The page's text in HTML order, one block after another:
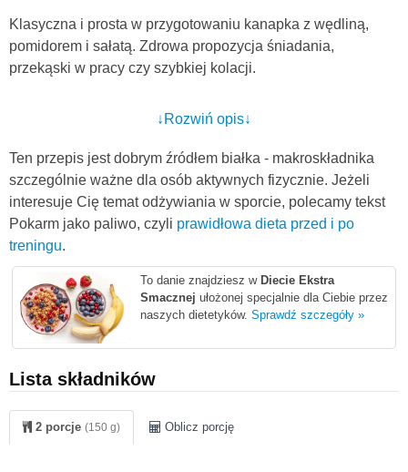
Klasyczna i prosta w przygotowaniu kanapka z wędliną,
pomidorem i sałatą. Zdrowa propozycja śniadania,
przekąski w pracy czy szybkiej kolacji.
↓Rozwiń opis↓
Ten przepis jest dobrym źródłem białka - makroskładnika
szczególnie ważne dla osób aktywnych fizycznie. Jeżeli
interesuje Cię temat odżywiania w sporcie, polecamy tekst
Pokarm jako paliwo, czyli prawidłowa dieta przed i po
treningu.
To danie znajdziesz w Diecie Ekstra
Smacznej ułożonej specjalnie dla Ciebie przez
naszych dietetyków. Sprawdź szczegóły »
Lista składników
2 porcje (150 g) Oblicz porcję